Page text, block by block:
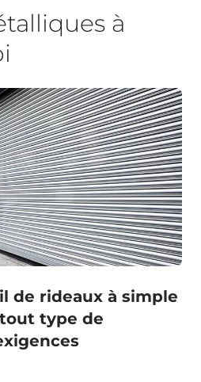
à
de rideaux à simple
type de